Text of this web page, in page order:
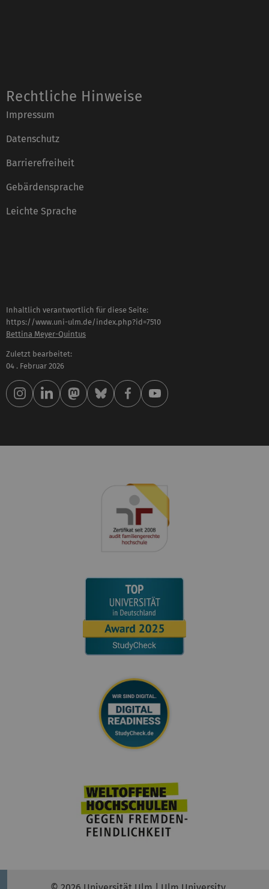
Rechtliche Hinweise
Impressum
Datenschutz
Barrierefreiheit
Gebärdensprache
Leichte Sprache
Inhaltlich verantwortlich für diese Seite:
https://www.uni-ulm.de/index.php?id=7510
Bettina Meyer-Quintus
Zuletzt bearbeitet:
04 . Februar 2026